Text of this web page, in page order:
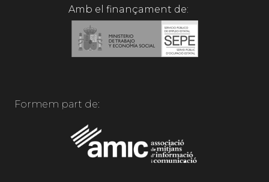
Amb el finançament de:
Formem part de: